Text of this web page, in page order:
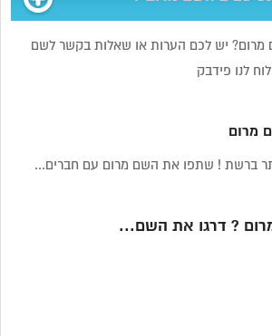
יש לכם הערות או שאלות בקשר לשם
לנו פידבק
מרום
ברשת ! שתפו את השם מרום עם חברים...
? דרגו את השם...